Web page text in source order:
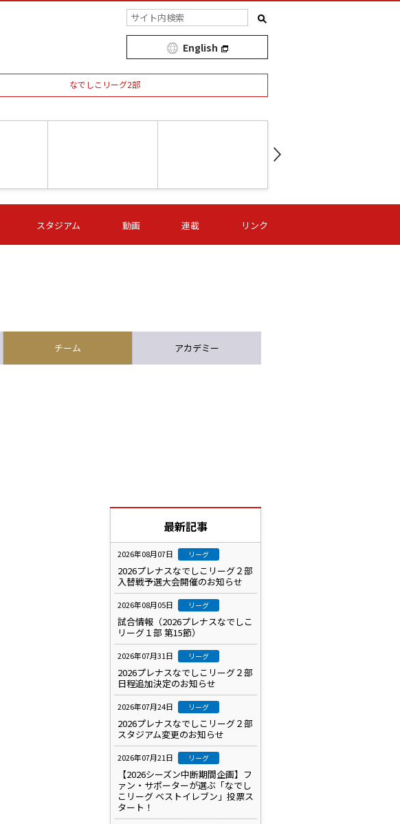
English
なでしこリーグ2部
第16節 09/06 (日) 15:00
-
第16節 09/06 (日) 15:00
- -
スタジアム 動画 連載 リンク
チーム アカデミー
最新記事
2026年08月07日 リーグ
2026プレナスなでしこリーグ２部
入替戦予選大会開催のお知らせ
2026年08月05日 リーグ
試合情報（2026プレナスなでしこ
リーグ１部 第15節）
2026年07月31日 リーグ
2026プレナスなでしこリーグ２部
日程追加決定のお知らせ
2026年07月24日 リーグ
2026プレナスなでしこリーグ２部
スタジアム変更のお知らせ
2026年07月21日 リーグ
【2026シーズン中断期間企画】フ
ァン・サポーターが選ぶ「なでし
こリーグ ベストイレブン」投票ス
タート！